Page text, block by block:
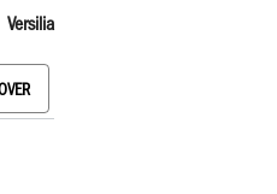
Versilia